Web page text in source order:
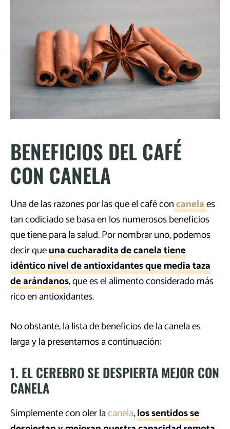
BENEFICIOS DEL CAFÉ
CON CANELA
Una de las razones por las que el café concanelaes
tan codiciado se basa en los numerosos beneficios
que tiene para la salud. Por nombrar uno, podemos
decir queuna cucharadita de canela tiene
idéntico nivel de antioxidantes que media taza
de arándanos, que es el alimento considerado más
rico en antioxidantes.
No obstante, la lista de beneficios de la canela es
larga y la presentamos a continuación:
1. EL CEREBRO SE DESPIERTA MEJOR CON
CANELA
Simplemente con oler lacanela,los sentidos se